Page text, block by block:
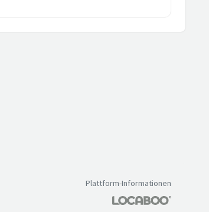
Plattform-Informationen